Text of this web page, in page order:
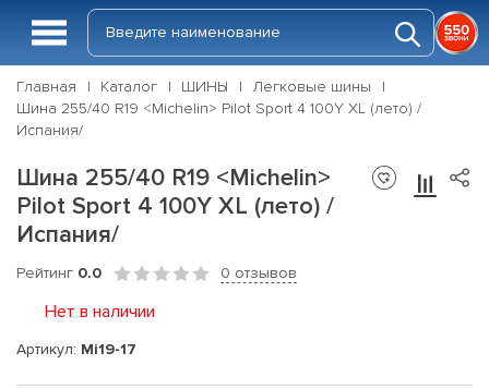
Главная Каталог ШИНЫ
Легковые шины
Шина 255/40 R19 <Michelin> Pilot Sport 4 100Y XL (лето) /
Испания/
Шина 255/40 R19 <Michelin>
Pilot Sport 4 100Y XL (лето) /
Испания/
Рейтинг 0.0 0 отзывов
Нет в наличии
Артикул: Mi19-17